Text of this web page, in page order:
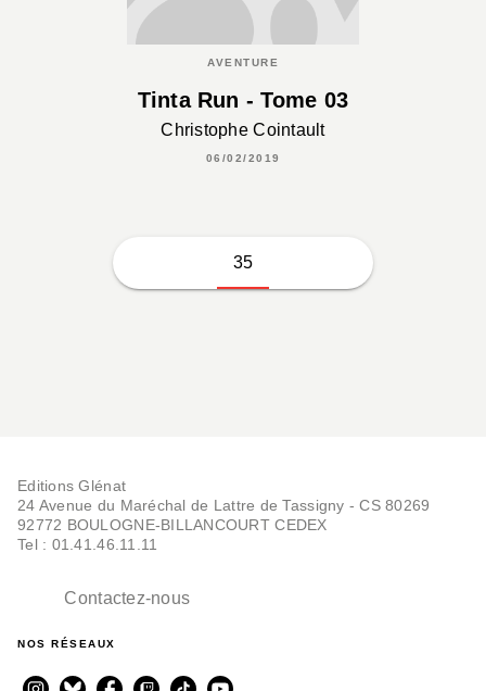
AVENTURE
Tinta Run - Tome 03
Christophe Cointault
06/02/2019
35
Editions Glénat
24 Avenue du Maréchal de Lattre de Tassigny - CS 80269
92772 BOULOGNE-BILLANCOURT CEDEX
Tel : 01.41.46.11.11
Contactez-nous
NOS RÉSEAUX